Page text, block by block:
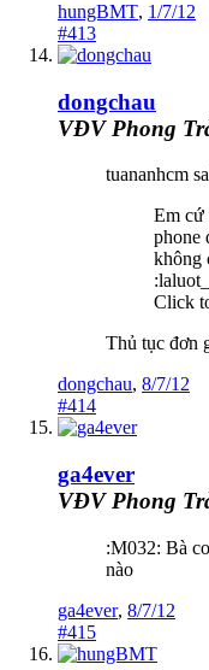
hungBMT, 1/7/12
#413
dongchau
VĐV Phong
tuananhcm
Em cứ
phone
không
Click
Thủ tục đơn
dongchau, 8/7/12
#414
ga4ever
VĐV Phong
:M032: Bà
nào
ga4ever, 8/7/12
#415